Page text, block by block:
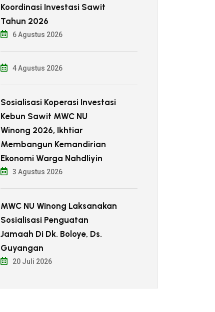
Koordinasi Investasi Sawit
Tahun 2026
6 Agustus 2026
4 Agustus 2026
Sosialisasi Koperasi Investasi
Kebun Sawit MWC NU
Winong 2026, Ikhtiar
Membangun Kemandirian
Ekonomi Warga Nahdliyin
3 Agustus 2026
MWC NU Winong Laksanakan
Sosialisasi Penguatan
Jamaah Di Dk. Boloye, Ds.
Guyangan
20 Juli 2026